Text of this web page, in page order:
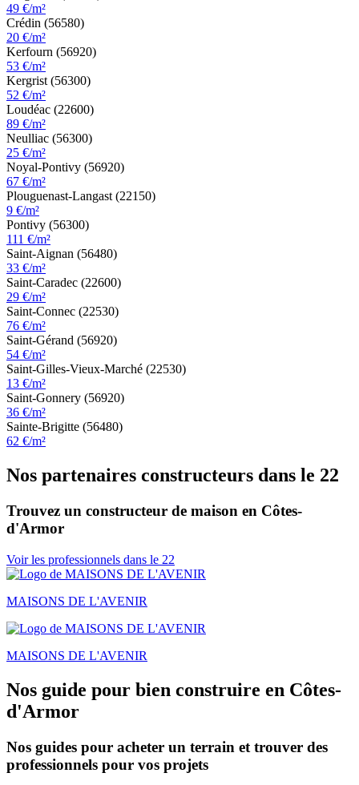
49 €/m²
Crédin (56580)
20 €/m²
Kerfourn (56920)
53 €/m²
Kergrist (56300)
52 €/m²
Loudéac (22600)
89 €/m²
Neulliac (56300)
25 €/m²
Noyal-Pontivy (56920)
67 €/m²
Plouguenast-Langast (22150)
9 €/m²
Pontivy (56300)
111 €/m²
Saint-Aignan (56480)
33 €/m²
Saint-Caradec (22600)
29 €/m²
Saint-Connec (22530)
76 €/m²
Saint-Gérand (56920)
54 €/m²
Saint-Gilles-Vieux-Marché (22530)
13 €/m²
Saint-Gonnery (56920)
36 €/m²
Sainte-Brigitte (56480)
62 €/m²
Nos partenaires constructeurs dans le 22
Trouvez un constructeur de maison en Côtes-
d'Armor
Voir les professionnels dans le 22
MAISONS DE L'AVENIR
MAISONS DE L'AVENIR
Nos guide pour bien construire en Côtes-
d'Armor
Nos guides pour acheter un terrain et trouver des
professionnels pour vos projets